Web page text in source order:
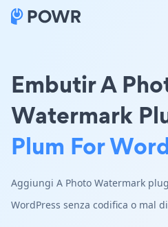
Embutir A
Watermark
Plum For
Aggiungi A Photo Watermark
WordPress senza codifica o mal